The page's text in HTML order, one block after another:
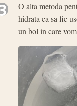
O alta metoda
hidrata ca sa fie
un bol in care